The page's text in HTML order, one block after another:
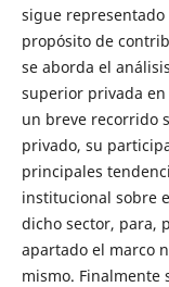
sigue representado
propósito de
se aborda el
superior privada
un breve recorrido
privado, su
principales
institucional sobre
dicho sector, para,
apartado el marco
mismo. Finalmente